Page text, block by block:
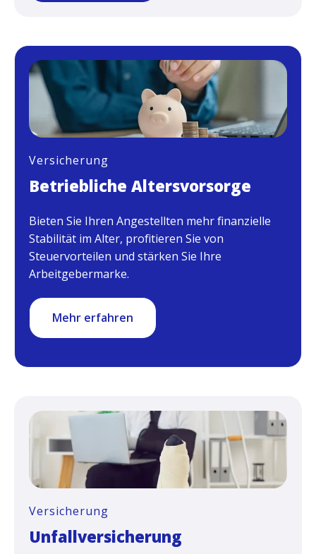
Versicherung
Betriebliche Altersvorsorge
Bieten Sie Ihren Angestellten mehr finanzielle
Stabilität im Alter, profitieren Sie von
Steuervorteilen und stärken Sie Ihre
Arbeitgebermarke.
Mehr erfahren
Versicherung
Unfallversicherung